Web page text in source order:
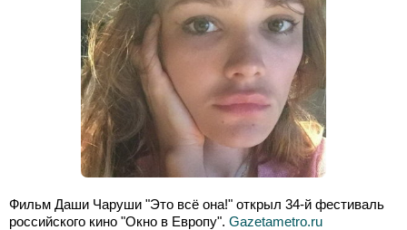
Фильм Даши Чаруши "Это всё она!" открыл 34-й фестиваль
российского кино "Окно в Европу". Gazetametro.ru